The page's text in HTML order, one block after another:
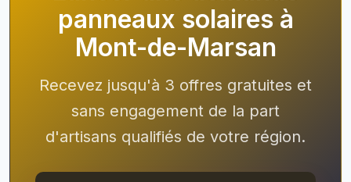
panneaux solaires à
Mont-de-Marsan
Recevez jusqu'à 3 offres gratuites et
sans engagement de la part
d'artisans qualifiés de votre région.